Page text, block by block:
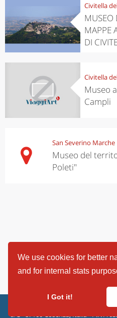
We use cookies for better
and for internal stats
I Got it!
Civitella
MUSEO
MAPPE
DI
Civitella
Museo
Campli
San Severino Marche
Museo del
Poleti"
ViaggiArt - © 2013-2026 Altrama
6/C - 87100 Cosenza, Italia - P.IVA